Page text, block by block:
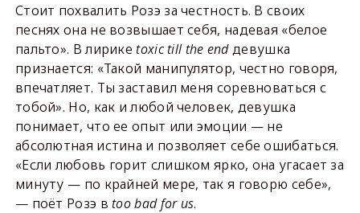
Стоит похвалить Розэ за честность. В своих
песнях она не возвышает себя, надевая «белое
пальто». В лирикеtoxic till the endдевушка
признается: «Такой манипулятор, честно говоря,
впечатляет. Ты заставил меня соревноваться с
тобой». Но, как и любой человек, девушка
понимает, что ее опыт или эмоции — не
абсолютная истина и позволяет себе ошибаться.
«Если любовь горит слишком ярко, она угасает за
минуту — по крайней мере, так я говорю себе»,
— поёт Розэ вtoo bad for us.